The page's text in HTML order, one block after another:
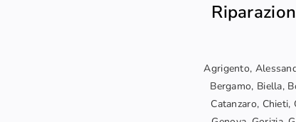
Agrigento,
Bergamo, Biella,
Catanzaro, Chieti,